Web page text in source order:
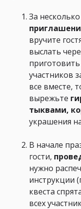
За
вручите
выслать
участников
все вместе,
вырежьте
тыквами,
украшения
В начале
гости,
нужно
инструкции
квеста
всех